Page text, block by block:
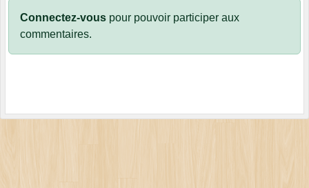
Connectez-vous pour pouvoir participer aux
commentaires.